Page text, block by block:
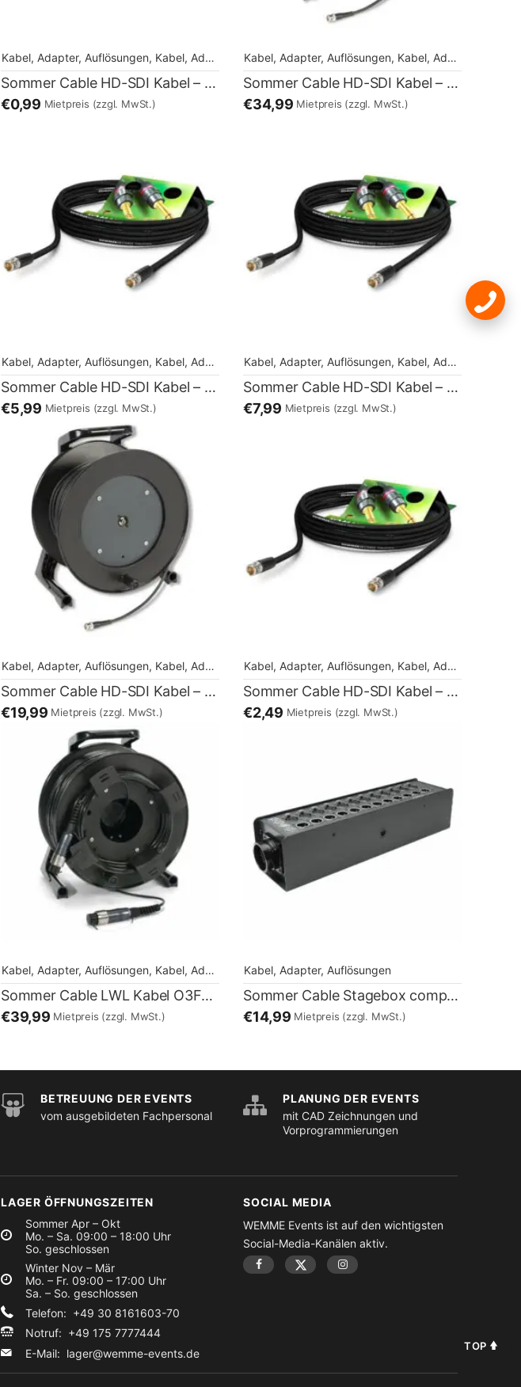
Kabel, Adapter, Auflösungen, Kabel, Adapter, Auflösungen ,Kabel, Adapter, Auflösungen
Sommer Cable HD-SDI Kabel – 1,5m
€0,99 Mietpreis (zzgl. MwSt.)
Kabel, Adapter, Auflösungen, Kabel, Adapter, Auflösungen
Sommer Cable HD-SDI Kabel – 100m
€34,99 Mietpreis (zzgl. MwSt.)
,Kabel, Adapter, Auflösungen
Kabel, Adapter, Auflösungen, Kabel, Adapter, Auflösungen ,Kabel, Adapter, Auflösungen
Sommer Cable HD-SDI Kabel – 15m
€5,99 Mietpreis (zzgl. MwSt.)
Kabel, Adapter, Auflösungen, Kabel, Adapter, Auflösungen
Sommer Cable HD-SDI Kabel – 20m
€7,99 Mietpreis (zzgl. MwSt.)
,Kabel, Adapter, Auflösungen
Kabel, Adapter, Auflösungen, Kabel, Adapter, Auflösungen ,Kabel, Adapter, Auflösungen
Sommer Cable HD-SDI Kabel – 50m
€19,99 Mietpreis (zzgl. MwSt.)
Kabel, Adapter, Auflösungen, Kabel, Adapter, Auflösungen
Sommer Cable HD-SDI Kabel – 5m
€2,49 Mietpreis (zzgl. MwSt.)
,Kabel, Adapter, Auflösungen
Kabel, Adapter, Auflösungen, Kabel, Adapter, Auflösungen ,Kabel, Adapter, Auflösungen
Sommer Cable LWL Kabel O3F4GL04 – 50m
€39,99 Mietpreis (zzgl. MwSt.)
Kabel, Adapter, Auflösungen
Sommer Cable Stagebox compact LK37 – 8 Kanal XLR female
€14,99 Mietpreis (zzgl. MwSt.)
BETREUUNG DER EVENTS
vom ausgebildeten Fachpersonal
PLANUNG DER EVENTS
mit CAD Zeichnungen und
Vorprogrammierungen
LAGER ÖFFNUNGSZEITEN
Sommer Apr – Okt
Mo. – Sa. 09:00 – 18:00 Uhr
So. geschlossen
Winter Nov – Mär
Mo. – Fr. 09:00 – 17:00 Uhr
Sa. – So. geschlossen
Telefon: +49 30 8161603-70
Notruf: +49 175 7777444
E-Mail: lager@wemme-events.de
SOCIAL MEDIA
WEMME Events ist auf den wichtigsten
Social-Media-Kanälen aktiv.
TOP